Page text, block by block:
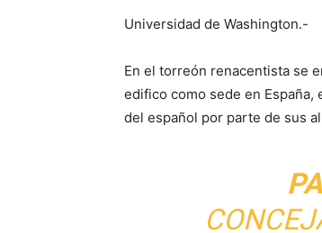
Universidad de Washington.-
En el torreón renacentista se
edifico como sede en España,
del español por parte de sus